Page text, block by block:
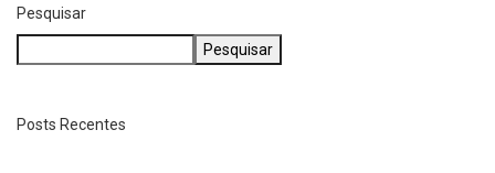
Pesquisar
Pesquisar
Posts Recentes